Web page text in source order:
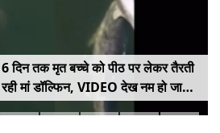
6 दिन तक मृत बच्चे को पीठ पर लेकर तैरती
रही मां डॉल्फिन, VIDEO देख नम हो जाएंगी
आंखें